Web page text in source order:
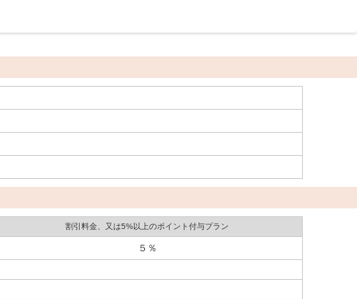
割引料金、又は5%以上のポイント付与プラン
５％